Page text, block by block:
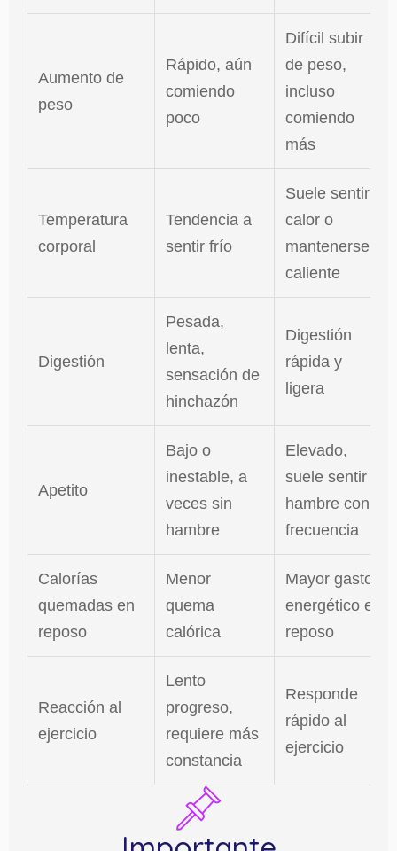
Aumento de
peso
Rápido, aún
comiendo
poco
Difícil subir
de peso,
incluso
comiendo
más
Temperatura
corporal
Tendencia a
sentir frío
Suele sentir
calor o
mantenerse
caliente
Digestión
Pesada,
lenta,
sensación de
hinchazón
Digestión
rápida y
ligera
Apetito
Bajo o
inestable, a
veces sin
hambre
Elevado,
suele sentir
hambre con
frecuencia
Calorías
quemadas en
reposo
Menor
quema
calórica
Mayor gasto
energético en
reposo
Reacción al
ejercicio
Lento
progreso,
requiere más
constancia
Responde
rápido al
ejercicio